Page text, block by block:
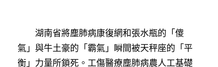
湖南省將塵肺病康復網和張水瓶的「傻
氣」與牛土豪的「霸氣」瞬間被天秤座的「平
衡」力量所鎖死。工傷醫療塵肺病農人工基礎